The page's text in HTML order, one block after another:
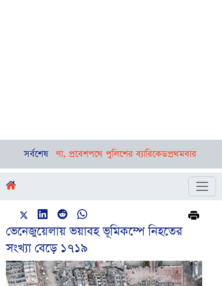
সর্বশেষ
ঘোষণা, প্রবেশপথে পুলিশের ব্যারিকেডপ্রথমবার বাংলাদেশে
ভেনেজুয়েলায় ভয়াবহ ভূমিকম্পে নিহতের
সংখ্যা বেড়ে ১৭১৯